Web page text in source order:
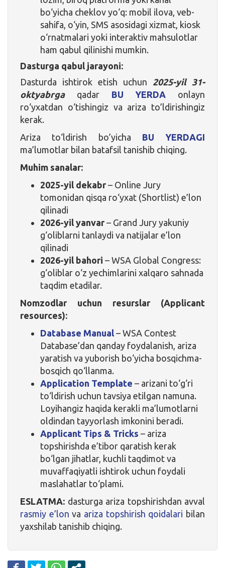
bo‘yicha cheklov yo‘q: mobil ilova, veb-
sahifa, o‘yin, SMS asosidagi xizmat, kiosk
o‘rnatmalari yoki interaktiv mahsulotlar
ham qabul qilinishi mumkin.
Dasturga qabul jarayoni:
Dasturda ishtirok etish uchun 2025-yil 31-
oktyabrga
qadar BU YERDA onlayn
ro‘yxatdan o‘tishingiz va ariza to’ldirishingiz
kerak.
Ariza to‘ldirish bo’yicha BU YERDAGI
ma’lumotlar bilan batafsil tanishib chiqing.
Muhim sanalar:
2025-yil dekabr – Online Jury
tomonidan qisqa ro‘yxat (Shortlist) e’lon
qilinadi
2026-yil yanvar – Grand Jury yakuniy
g‘oliblarni tanlaydi va natijalar e’lon
qilinadi
2026-yil bahori – WSA Global Congress:
g‘oliblar o‘z yechimlarini xalqaro sahnada
taqdim etadilar.
Nomzodlar uchun resurslar (Applicant
resources):
Database Manual – WSA Contest
Database’dan qanday foydalanish, ariza
yaratish va yuborish bo‘yicha bosqichma-
bosqich qo‘llanma.
Application Template – arizani to‘g‘ri
to‘ldirish uchun tavsiya etilgan namuna.
Loyihangiz haqida kerakli ma’lumotlarni
oldindan tayyorlash imkonini beradi.
Applicant Tips & Tricks – ariza
topshirishda e’tibor qaratish kerak
bo‘lgan jihatlar, kuchli taqdimot va
muvaffaqiyatli ishtirok uchun foydali
maslahatlar to‘plami.
ESLATMA: dasturga ariza topshirishdan avval
rasmiy e’lon va ariza topshirish qoidalari bilan
yaxshilab tanishib chiqing.